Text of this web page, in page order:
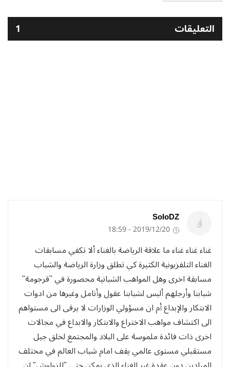
التعليقات 1
SoloDZ
2019/12/20 - 18:59
غناء غناء غناء ما علاقة الرياضة بالغناء ألا تكفي مسابقات
الغناء التلفزيونية الكثيرة كي تطلق وزارة الرياضة والشباب
مسابقة اخرى وهل المواهب الشبانية محصورة في "قرجومة"
شبابنا وأرجلهم أليس لشبابنا عقول وأنامل وغيرها من ادوات
الابتكار والإبداع أم ان مسؤولي الوزارات لا يرقى الى مستواهم
الى اكتشاف مواهب الاختراع والابتكار والابداع في مجالات
اخرى ذات فائدة ملموسة على البلاد والمجتمع لخلق جيل
مستقبلي مستوى عالمي يقف امام شباب العالم في مختلف